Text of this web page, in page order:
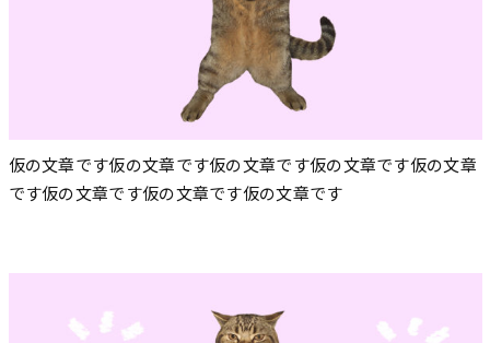
仮の文章です仮の文章です仮の文章です仮の文章です仮の文章
です仮の文章です仮の文章です仮の文章です